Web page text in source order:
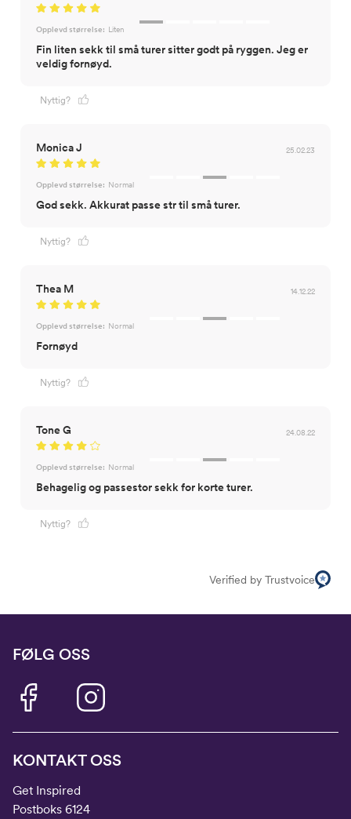
Opplevd størrelse: Liten
Fin liten sekk til små turer sitter godt på ryggen. Jeg er
veldig fornøyd.
Nyttig?
Monica J 25.02.23
Opplevd størrelse: Normal
God sekk. Akkurat passe str til små turer.
Nyttig?
Thea M 14.12.22
Opplevd størrelse: Normal
Fornøyd
Nyttig?
Tone G 24.08.22
Opplevd størrelse: Normal
Behagelig og passestor sekk for korte turer.
Nyttig?
Verified by Trustvoice
FØLG OSS
KONTAKT OSS
Get Inspired
Postboks 6124